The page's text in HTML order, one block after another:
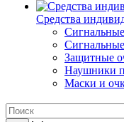
Средства
Защитные
Наушники
Маски и